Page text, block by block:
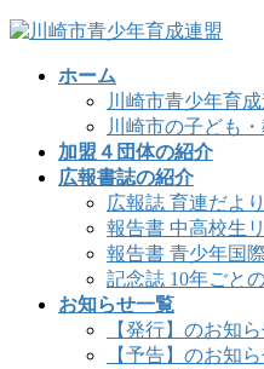
コ
ナ
ホーム
川崎市青少年育
川崎市の子ども
加盟４団体の紹介
広報書誌の紹介
広報誌 育連だより
報告書 中高校生
報告書 青少年国
記念誌 10年ごと
お知らせ一覧
【発行】のお知
【予告】のお知